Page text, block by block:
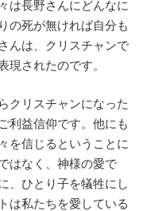
は長野さんにどんなに
の死が無ければ自分も
んは、クリスチャンで
現されたのです。
クリスチャンになった
利益信仰です。他にも
を信じるということに
はなく、神様の愛で
、ひとり子を犠牲にし
は私たちを愛している